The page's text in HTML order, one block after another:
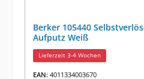
Berker 105440
Aufputz Weiß
Lieferzeit 3-4 Wochen
EAN: 4011334003670